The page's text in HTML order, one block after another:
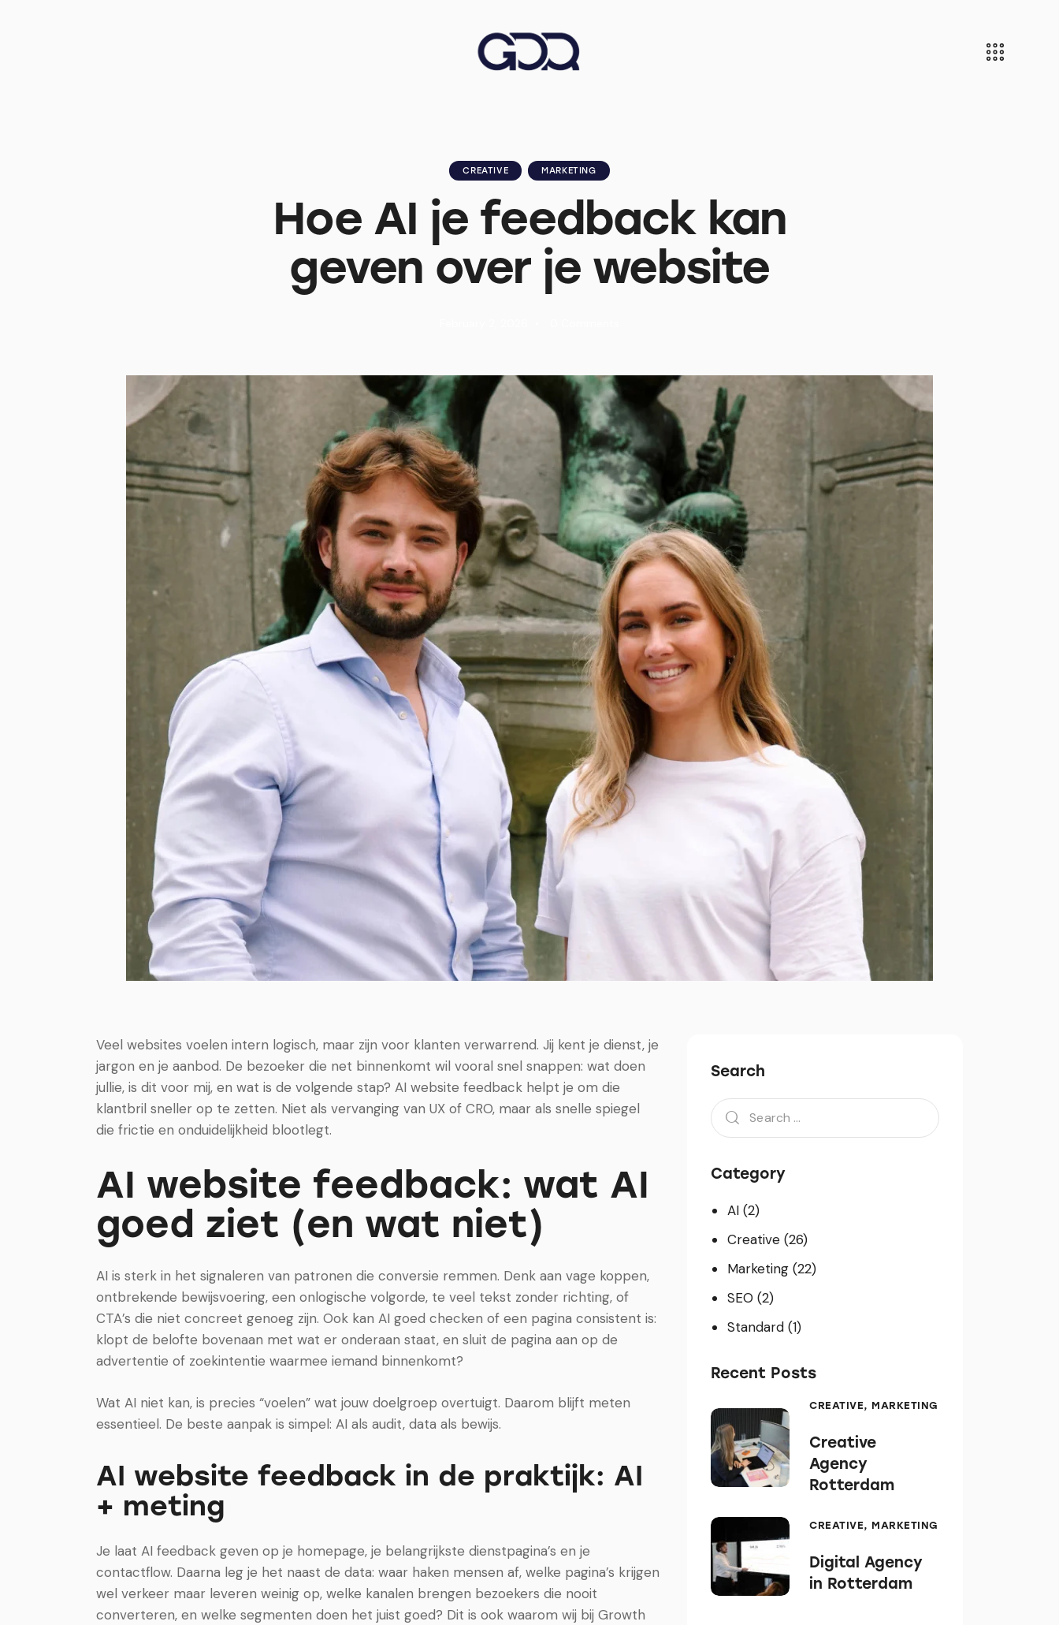
CREATIVE MARKETING
Hoe AI je feedback kan
geven over je website
Veel websites voelen intern logisch, maar zijn voor klanten verwarrend. Jij kent je dienst, je
jargon en je aanbod. De bezoeker die net binnenkomt wil vooral snel snappen: wat doen
jullie, is dit voor mij, en wat is de volgende stap? AI website feedback helpt je om die
klantbril sneller op te zetten. Niet als vervanging van UX of CRO, maar als snelle spiegel
die frictie en onduidelijkheid blootlegt.
AI website feedback: wat AI
goed ziet (en wat niet)
AI is sterk in het signaleren van patronen die conversie remmen. Denk aan vage koppen,
ontbrekende bewijsvoering, een onlogische volgorde, te veel tekst zonder richting, of
CTA’s die niet concreet genoeg zijn. Ook kan AI goed checken of een pagina consistent is:
klopt de belofte bovenaan met wat er onderaan staat, en sluit de pagina aan op de
advertentie of zoekintentie waarmee iemand binnenkomt?
Wat AI niet kan, is precies “voelen” wat jouw doelgroep overtuigt. Daarom blijft meten
essentieel. De beste aanpak is simpel: AI als audit, data als bewijs.
AI website feedback in de praktijk: AI
+ meting
Je laat AI feedback geven op je homepage, je belangrijkste dienstpagina’s en je
contactflow. Daarna leg je het naast de data: waar haken mensen af, welke pagina’s krijgen
wel verkeer maar leveren weinig op, welke kanalen brengen bezoekers die nooit
converteren, en welke segmenten doen het juist goed? Dit is ook waarom wij bij Growth
Search
Category
AI(2)
Creative(26)
Marketing(22)
SEO (2)
Standard(1)
Recent Posts
CREATIVE, MARKETING
Creative
Agency
Rotterdam
CREATIVE, MARKETING
Digital Agency
in Rotterdam